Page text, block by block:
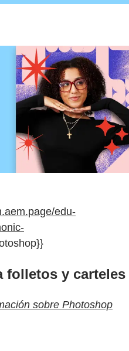
edu-
folletos y carteles
sobre Photoshop